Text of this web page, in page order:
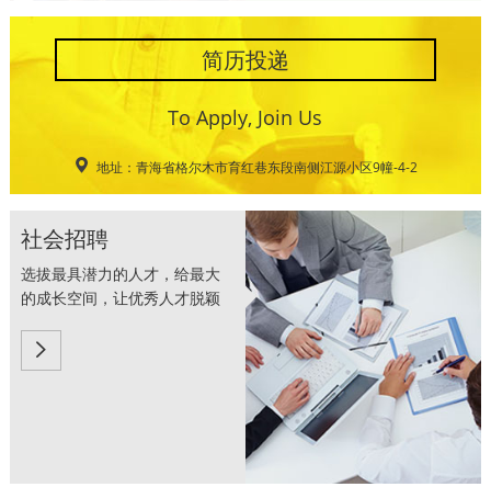
简历投递
To Apply, Join Us
 地址：青海省格尔木市育红巷东段南侧江源小区9幢-4-2
社会招聘
选拔最具潜力的人才，给最大
的成长空间，让优秀人才脱颖

